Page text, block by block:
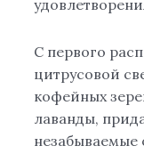
С первого
цитрусовой
кофейных
лаванды,
незабываемые